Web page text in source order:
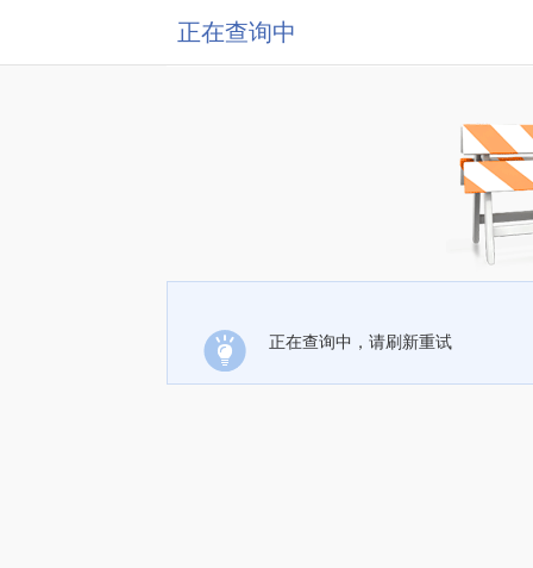
正在查询中
正在查询中，请刷新重试